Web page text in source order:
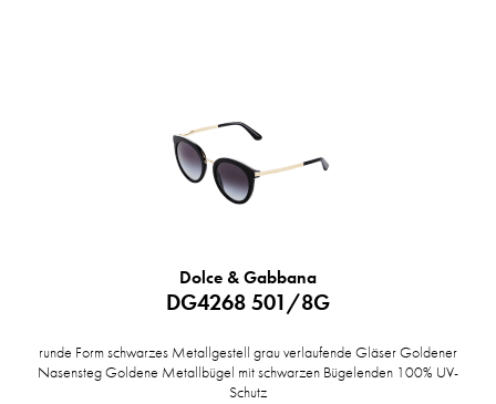
Dolce & Gabbana
DG4268 501/8G
runde Form schwarzes Metallgestell grau verlaufende Gläser Goldener
Nasensteg Goldene Metallbügel mit schwarzen Bügelenden 100% UV-
Schutz